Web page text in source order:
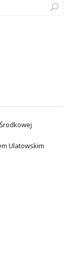
Ulatowskim